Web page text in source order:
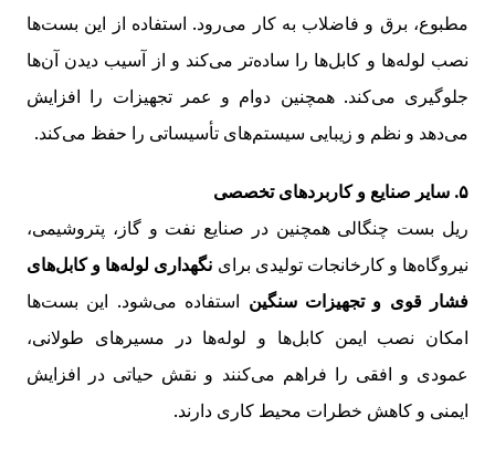
مطبوع، برق و فاضلاب به کار می‌رود. استفاده از این بست‌ها
نصب لوله‌ها و کابل‌ها را ساده‌تر می‌کند و از آسیب دیدن آن‌ها
جلوگیری می‌کند. همچنین دوام و عمر تجهیزات را افزایش
می‌دهد و نظم و زیبایی سیستم‌های تأسیساتی را حفظ می‌کند.
۵. سایر صنایع و کاربردهای تخصصی
ریل بست چنگالی همچنین در صنایع نفت و گاز، پتروشیمی،
نیروگاه‌ها و کارخانجات تولیدی برای نگهداری لوله‌ها و کابل‌های
فشار قوی و تجهیزات سنگین استفاده می‌شود. این بست‌ها
امکان نصب ایمن کابل‌ها و لوله‌ها در مسیرهای طولانی،
عمودی و افقی را فراهم می‌کنند و نقش حیاتی در افزایش
ایمنی و کاهش خطرات محیط کاری دارند.